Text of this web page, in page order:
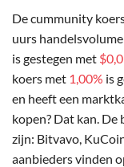
De cummunity
uurs
is gestegen met
koers met 1,00% is
en heeft een
kopen? Dat kan.
zijn: Bitvavo,
aanbieders vinden